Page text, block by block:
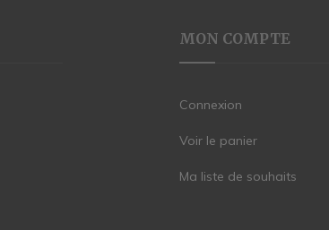
MON COMPTE
Connexion
Voir le panier
Ma liste de souhaits